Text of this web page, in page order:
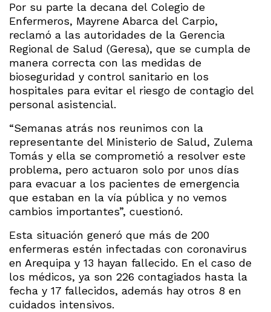
Por su parte la decana del Colegio de
Enfermeros, Mayrene Abarca del Carpio,
reclamó a las autoridades de la Gerencia
Regional de Salud (Geresa), que se cumpla de
manera correcta con las medidas de
bioseguridad y control sanitario en los
hospitales para evitar el riesgo de contagio del
personal asistencial.
“Semanas atrás nos reunimos con la
representante del Ministerio de Salud, Zulema
Tomás y ella se comprometió a resolver este
problema, pero actuaron solo por unos días
para evacuar a los pacientes de emergencia
que estaban en la vía pública y no vemos
cambios importantes”, cuestionó.
Esta situación generó que más de 200
enfermeras estén infectadas con coronavirus
en Arequipa y 13 hayan fallecido. En el caso de
los médicos, ya son 226 contagiados hasta la
fecha y 17 fallecidos, además hay otros 8 en
cuidados intensivos.